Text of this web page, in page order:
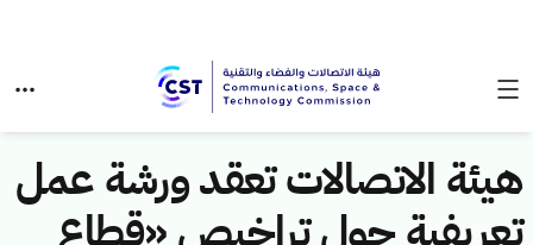
هيئة الاتصالات تعقد ورشة عمل
تعريفية حول تراخيص «قطاع